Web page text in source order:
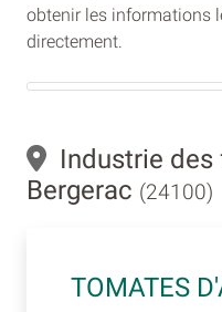
obtenir les informations
directement.
Industrie
Bergerac (24100)
TOMATES